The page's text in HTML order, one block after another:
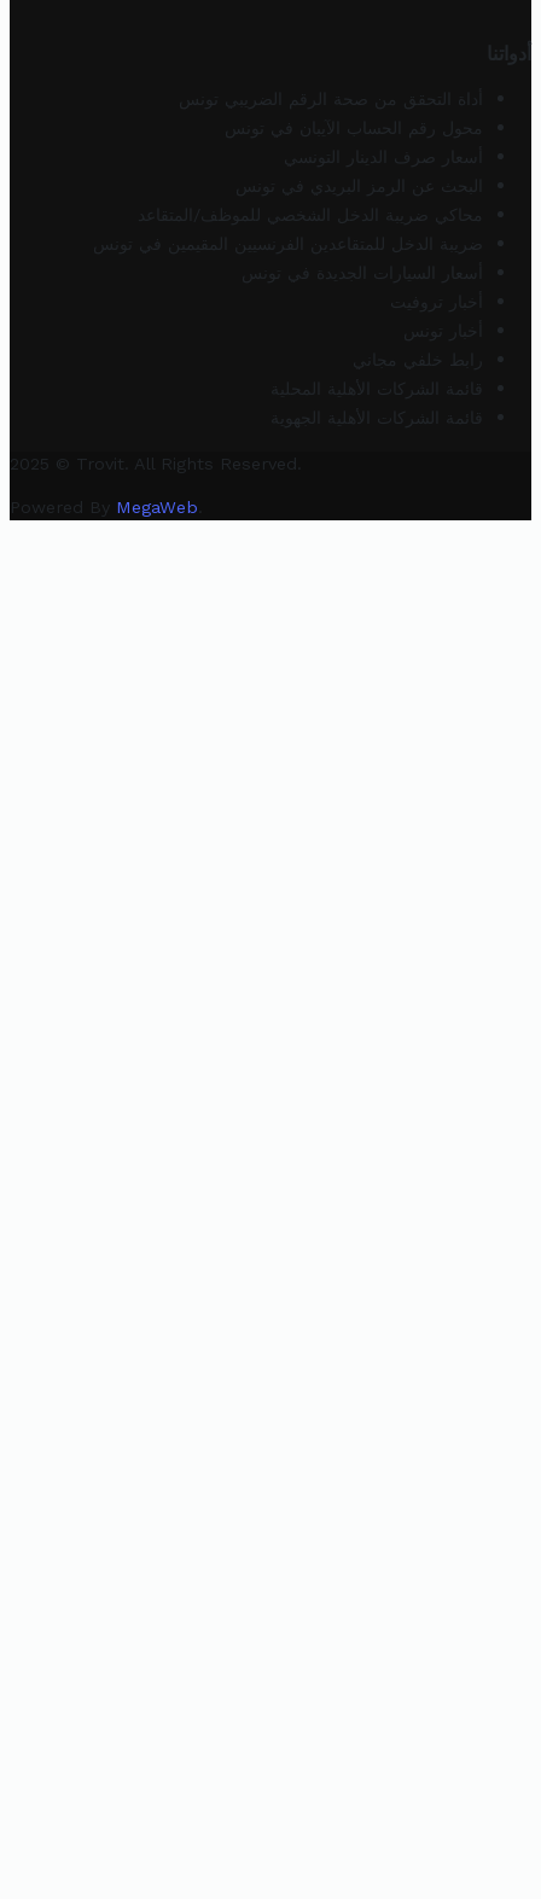
أدواتنا
أداة التحقق من صحة الرقم الضريبي تونس
محول رقم الحساب الآيبان في تونس
أسعار صرف الدينار التونسي
البحث عن الرمز البريدي في تونس
محاكي ضريبة الدخل الشخصي للموظف/المتقاعد
ضريبة الدخل للمتقاعدين الفرنسيين المقيمين في تونس
أسعار السيارات الجديدة في تونس
أخبار تروفيت
أخبار تونس
رابط خلفي مجاني
قائمة الشركات الأهلية المحلية
قائمة الشركات الأهلية الجهوية
2025 © Trovit. All Rights Reserved.
Powered By MegaWeb